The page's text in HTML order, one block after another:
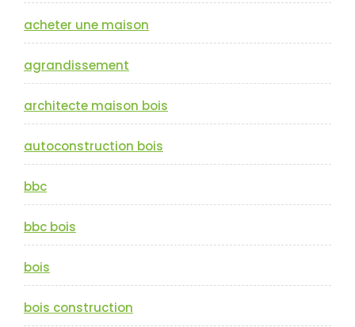
acheter une maison
agrandissement
architecte maison bois
autoconstruction bois
bbc
bbc bois
bois
bois construction